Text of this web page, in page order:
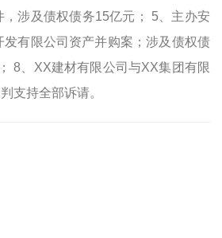
涉及债权债务15亿元； 5、主办安
有限公司资产并购案；涉及债权债
8、XX建材有限公司与XX集团有限
支持全部诉请。